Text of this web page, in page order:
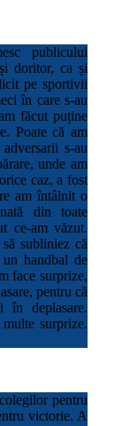
publicului
doritor, ca și
pe sportivii
în care s-au
făcut puține
Poate că am
s-au
unde am
caz, a fost
am întâlnit o
din toate
ce-am văzut.
subliniez că
handbal de
face surprize,
pentru că
în deplasare.
surprize.
pentru
victorie. A